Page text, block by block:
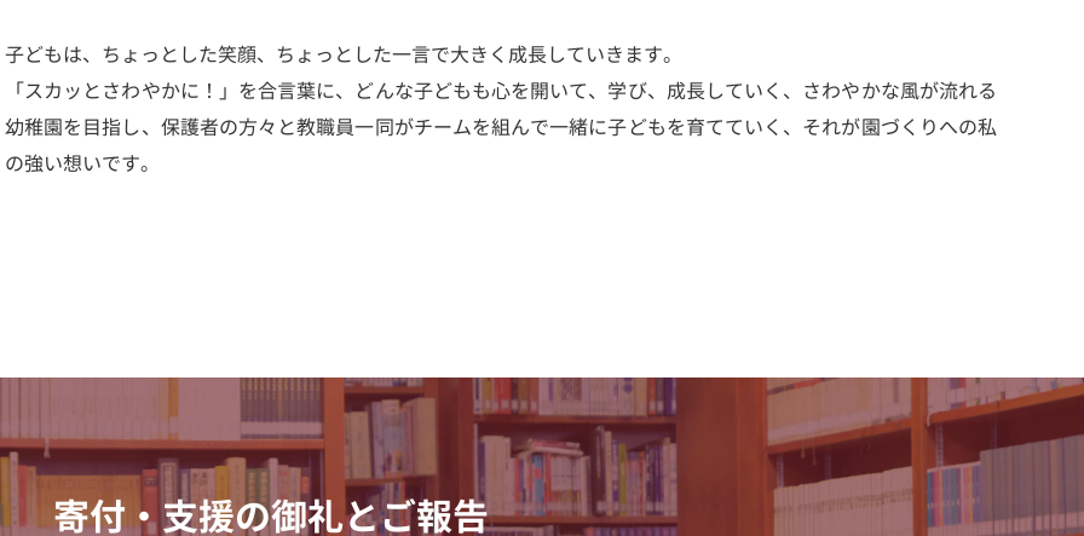
子どもは、ちょっとした笑顔、ちょっとした一言で大きく成長していきます。
「スカッとさわやかに！」を合言葉に、どんな子どもも心を開いて、学び、成長していく、さわやかな風が流れる
幼稚園を目指し、保護者の方々と教職員一同がチームを組んで一緒に子どもを育てていく、それが園づくりへの私
の強い想いです。
寄付・支援の御礼とご報告